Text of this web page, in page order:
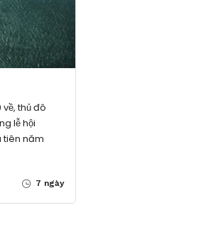
thủ đô
lễ hội
tiên năm
7 ngày